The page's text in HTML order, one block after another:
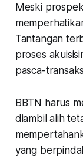
Meski
Tantangan
proses
pasca-
BBTN harus
diambil alih
yang